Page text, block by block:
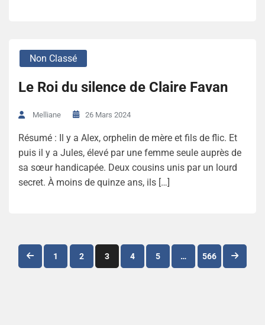
Non Classé
Le Roi du silence de Claire Favan
Melliane 26 Mars 2024
Résumé : Il y a Alex, orphelin de mère et fils de flic. Et
puis il y a Jules, élevé par une femme seule auprès de
sa sœur handicapée. Deux cousins unis par un lourd
secret. À moins de quinze ans, ils […]
Navigation
1 2 3 4 5 … 566